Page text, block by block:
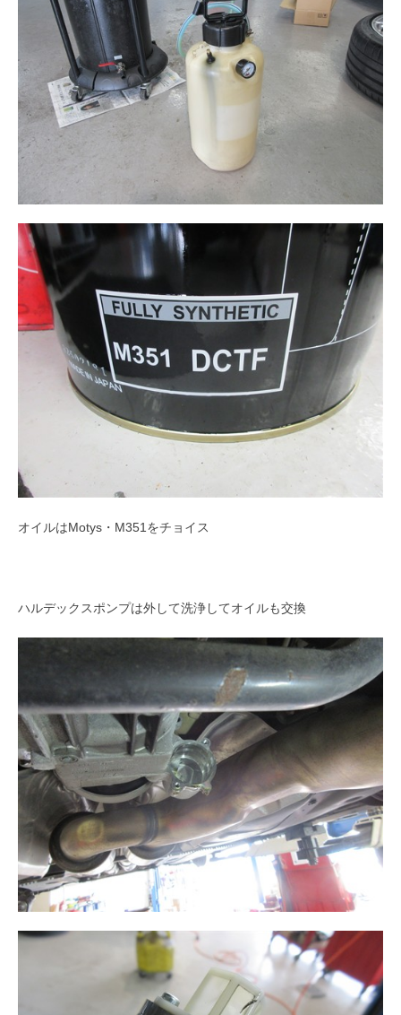
オイルはMotys・M351をチョイス
ハルデックスポンプは外して洗浄してオイルも交換